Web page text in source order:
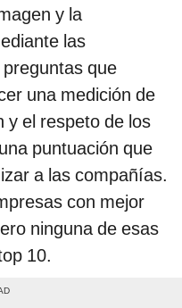
y la
las
que
una medición de
y el respeto de los
puntuación que
a las compañías.
con mejor
ninguna de esas
10.